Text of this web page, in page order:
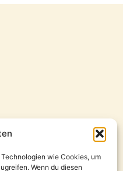
wie Cookies, um
Wenn du diesen